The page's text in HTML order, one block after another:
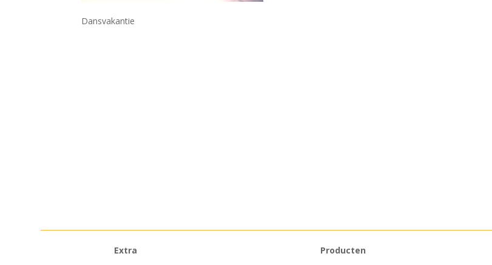
Dansvakantie
Extra
Producten